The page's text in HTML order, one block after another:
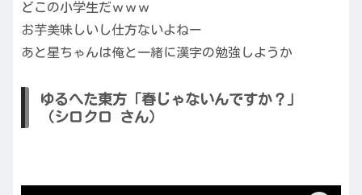
どこの小学生だｗｗｗ
お芋美味しいし仕方ないよねー
あと星ちゃんは俺と一緒に漢字の勉強しようか
ゆるへた東方「春じゃないんですか？」
（シロクロ さん）